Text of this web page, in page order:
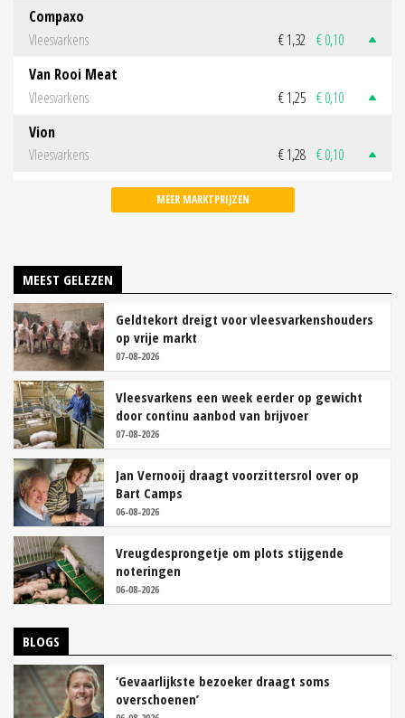
Compaxo
Vleesvarkens
€ 1,32 € 0,10
Van Rooi Meat
Vleesvarkens
€ 1,25 € 0,10
Vion
Vleesvarkens
€ 1,28 € 0,10
MEER MARKTPRIJZEN
MEEST GELEZEN
Geldtekort dreigt voor vleesvarkenshouders
op vrije markt
07-08-2026
Vleesvarkens een week eerder op gewicht
door continu aanbod van brijvoer
07-08-2026
Jan Vernooij draagt voorzittersrol over op
Bart Camps
06-08-2026
Vreugdesprongetje om plots stijgende
noteringen
06-08-2026
BLOGS
‘Gevaarlijkste bezoeker draagt soms
overschoenen’